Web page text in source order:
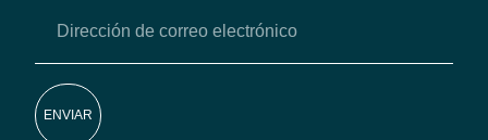
ENVIAR